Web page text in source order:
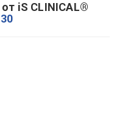
iS CLINICAL®